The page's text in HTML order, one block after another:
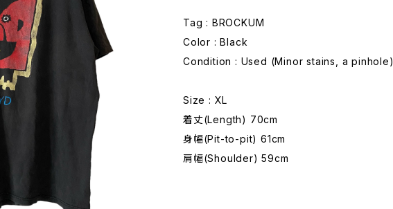
Tag : BROCKUM
Color : Black
Condition : Used (Minor stains, a pinhole)
Size : XL
着丈(Length) 70cm
身幅(Pit-to-pit) 61cm
肩幅(Shoulder) 59cm